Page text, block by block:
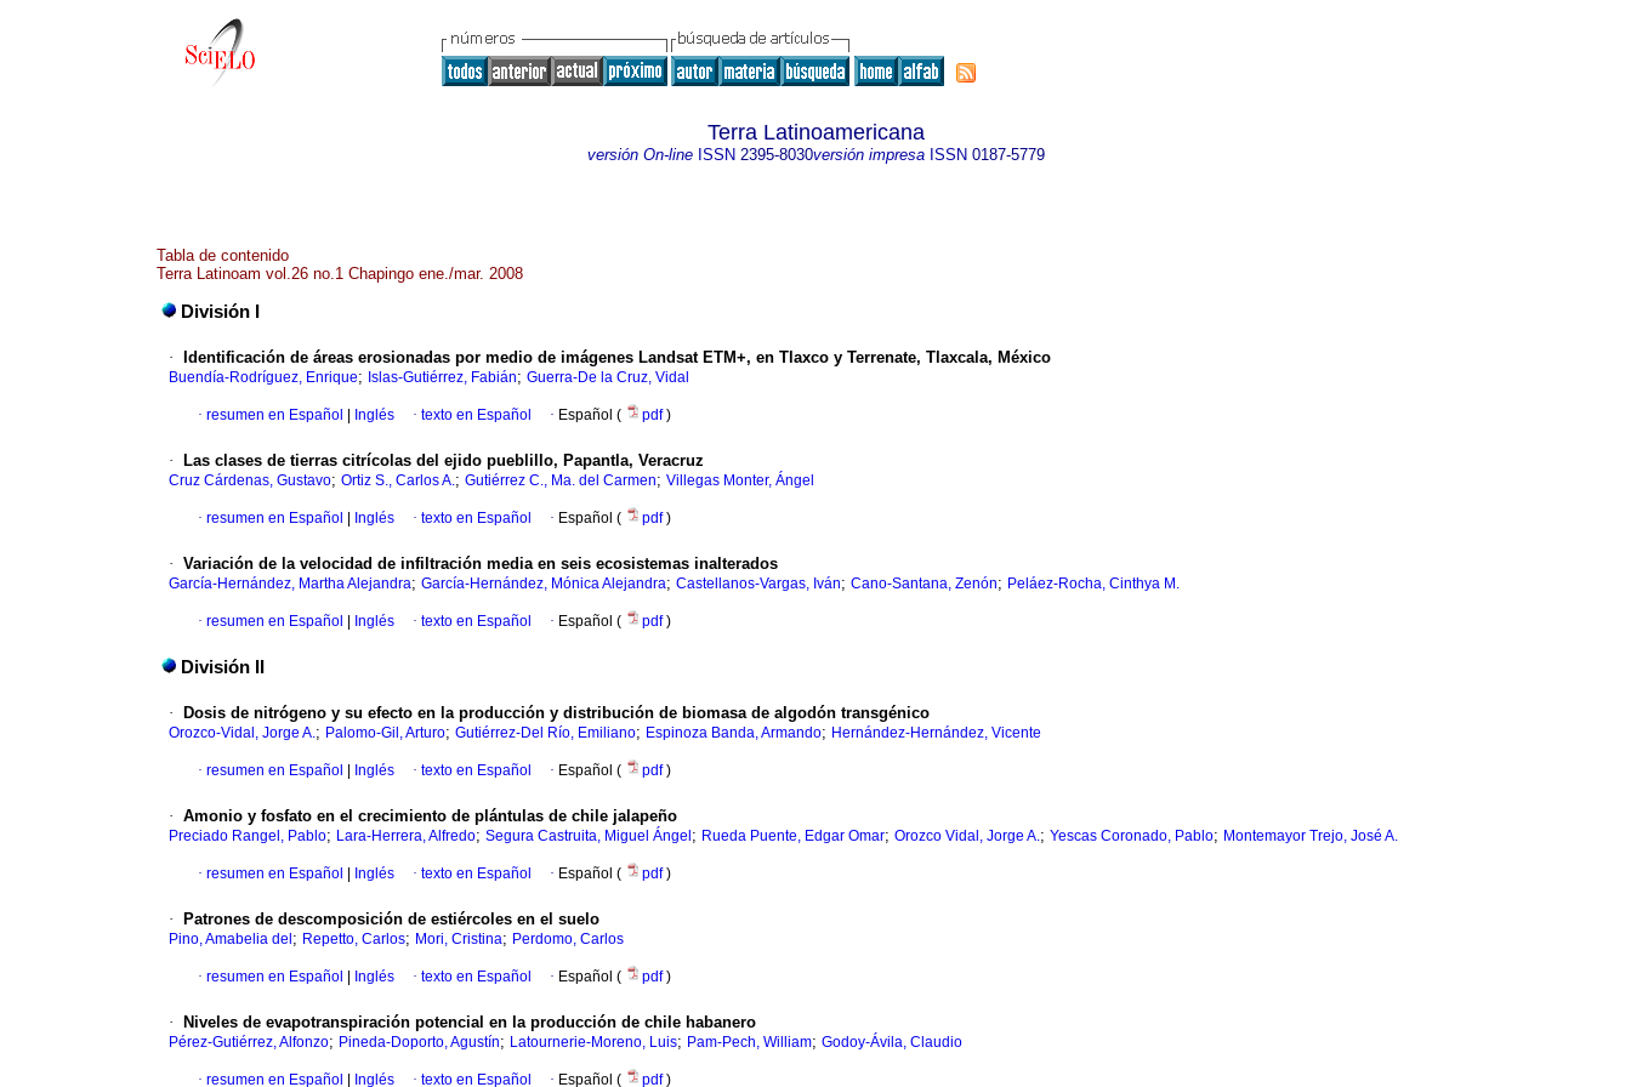
Terra Latinoamericana
versión On-lineISSN 2395-8030versión impresaISSN 0187-5779
Tabla de contenido
Terra Latinoam vol.26 no.1 Chapingo ene./mar. 2008
División I
· Identificación de áreas erosionadas por medio de imágenes Landsat ETM+, en Tlaxco y Terrenate, Tlaxcala, México
Buendía-Rodríguez, Enrique; Islas-Gutiérrez, Fabián; Guerra-De la Cruz, Vidal
· resumen en Español Inglés · texto en Español · Español ( pdf)
· Las clases de tierras citrícolas del ejido pueblillo, Papantla, Veracruz
Cruz Cárdenas, Gustavo; Ortiz S., Carlos A.; Gutiérrez C., Ma. del Carmen; Villegas Monter, Ángel
· resumen en Español Inglés · texto en Español · Español ( pdf)
· Variación de la velocidad de infiltración media en seis ecosistemas inalterados
García-Hernández, Martha Alejandra; García-Hernández, Mónica Alejandra; Castellanos-Vargas, Iván; Cano-Santana, Zenón; Peláez-Rocha, Cinthya M.
· resumen en Español Inglés · texto en Español · Español ( pdf)
División II
· Dosis de nitrógeno y su efecto en la producción y distribución de biomasa de algodón transgénico
Orozco-Vidal, Jorge A.; Palomo-Gil, Arturo; Gutiérrez-Del Río, Emiliano; Espinoza Banda, Armando; Hernández-Hernández, Vicente
· resumen en Español Inglés · texto en Español · Español ( pdf)
· Amonio y fosfato en el crecimiento de plántulas de chile jalapeño
Preciado Rangel, Pablo; Lara-Herrera, Alfredo; Segura Castruita, Miguel Ángel ; Rueda Puente, Edgar Omar; Orozco Vidal, Jorge A.; Yescas Coronado, Pablo; Montemayor Trejo, José A.
· resumen en Español Inglés · texto en Español · Español ( pdf)
· Patrones de descomposición de estiércoles en el suelo
Pino, Amabelia del ; Repetto, Carlos; Mori, Cristina; Perdomo, Carlos
· resumen en Español Inglés · texto en Español · Español ( pdf)
· Niveles de evapotranspiración potencial en la producción de chile habanero
Pérez-Gutiérrez, Alfonzo; Pineda-Doporto, Agustín; Latournerie-Moreno, Luis; Pam-Pech, William; Godoy-Ávila, Claudio
· resumen en Español Inglés · texto en Español · Español ( pdf)